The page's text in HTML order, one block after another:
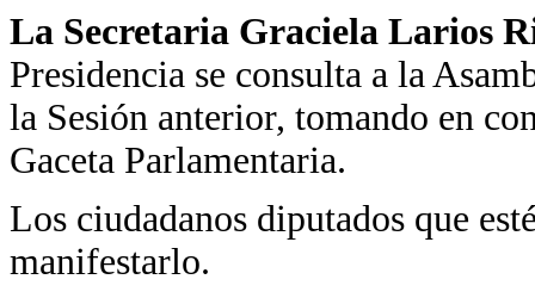
La Secretaria Graciela Larios
Presidencia se consulta a la
la Sesión anterior, tomando en
Gaceta Parlamentaria.
Los ciudadanos diputados que
manifestarlo.